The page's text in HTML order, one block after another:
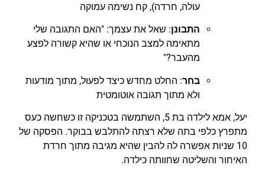
עולה, חרדה), קח נשימה עמוקה
התבונן: שאל את עצמך: "האם התגובה שלי
מתאימה למצב הנוכחי או שהיא קשורה לפצע
מהעבר?"
בחר: החלט מחדש כיצד לפעול, מתוך מודעות
ולא מתוך תגובה אוטומטית
יעל, אמא לילדה בת 5, השתמשה בטכניקה זו כשחשה כעס
מתפרץ כלפי בתה שלא רצתה להתלבש בבוקר. הפסקה של
10 שניות אפשרה לה להבין שהיא מגיבה מתוך חרדת
האיחור והשליטה שחוותה כילדה.